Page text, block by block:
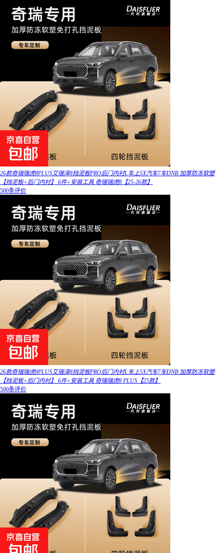
26款奇瑞瑞虎8PLUS艾瑞泽8挡泥板PRO后门内衬L车上5X汽车7车DNB 加厚防冻软塑
【挡泥板+后门内衬】 6件+安装工具 奇瑞瑞虎8【25-26款】
500条评价
26款奇瑞瑞虎8PLUS艾瑞泽8挡泥板PRO后门内衬L车上5X汽车7车DNB 加厚防冻软塑
【挡泥板+后门内衬】 6件+安装工具 奇瑞瑞虎8 PLUS【25款】
500条评价